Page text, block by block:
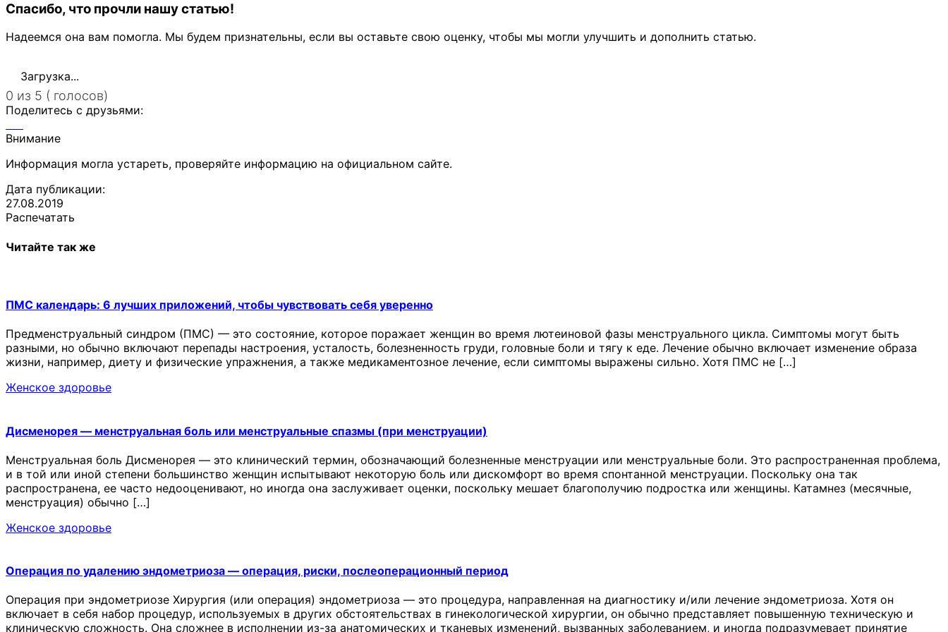
Спасибо, что прочли нашу статью!
Надеемся она вам помогла. Мы будем признательны, если вы оставьте свою оценку, чтобы мы могли улучшить и дополнить статью.
Загрузка...
0 из 5 ( голосов)
Поделитесь с друзьями:
Внимание
Информация могла устареть, проверяйте информацию на официальном сайте.
Дата публикации:
27.08.2019
Распечатать
Читайте так же
ПМС календарь: 6 лучших приложений, чтобы чувствовать себя уверенно
Предменструальный синдром (ПМС) — это состояние, которое поражает женщин во время лютеиновой фазы менструального цикла. Симптомы могут быть
разными, но обычно включают перепады настроения, усталость, болезненность груди, головные боли и тягу к еде. Лечение обычно включает изменение образа
жизни, например, диету и физические упражнения, а также медикаментозное лечение, если симптомы выражены сильно. Хотя ПМС не […]
Женское здоровье
Дисменорея — менструальная боль или менструальные спазмы (при менструации)
Менструальная боль Дисменорея — это клинический термин, обозначающий болезненные менструации или менструальные боли. Это распространенная проблема,
и в той или иной степени большинство женщин испытывают некоторую боль или дискомфорт во время спонтанной менструации. Поскольку она так
распространена, ее часто недооценивают, но иногда она заслуживает оценки, поскольку мешает благополучию подростка или женщины. Катамнез (месячные,
менструация) обычно […]
Женское здоровье
Операция по удалению эндометриоза — операция, риски, послеоперационный период
Операция при эндометриозе Хирургия (или операция) эндометриоза — это процедура, направленная на диагностику и/или лечение эндометриоза. Хотя он
включает в себя набор процедур, используемых в других обстоятельствах в гинекологической хирургии, он обычно представляет повышенную техническую и
клиническую сложность. Она сложнее в исполнении из-за анатомических и тканевых изменений, вызванных заболеванием, и иногда подразумевает принятие